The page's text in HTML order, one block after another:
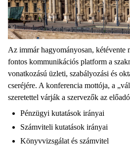
Az immár hagyományosan, kétévente
fontos kommunikációs platform a
vonatkozású üzleti, szabályozási és
cseréjére. A konferencia mottója, a
szeretettel várják a szervezők az
Pénzügyi kutatások irányai
Számviteli kutatások irányai
Könyvvizsgálat és számvitel